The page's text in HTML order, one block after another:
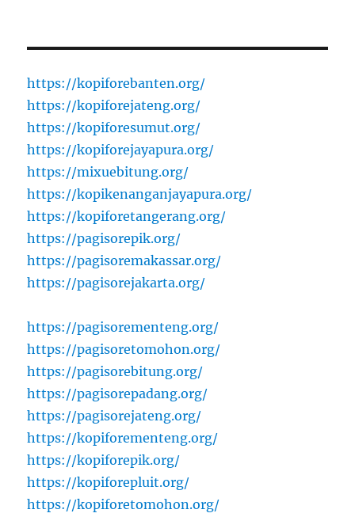
https://kopiforebanten.org/
https://kopiforejateng.org/
https://kopiforesumut.org/
https://kopiforejayapura.org/
https://mixuebitung.org/
https://kopikenanganjayapura.org/
https://kopiforetangerang.org/
https://pagisorepik.org/
https://pagisoremakassar.org/
https://pagisorejakarta.org/
https://pagisorementeng.org/
https://pagisoretomohon.org/
https://pagisorebitung.org/
https://pagisorepadang.org/
https://pagisorejateng.org/
https://kopiforementeng.org/
https://kopiforepik.org/
https://kopiforepluit.org/
https://kopiforetomohon.org/